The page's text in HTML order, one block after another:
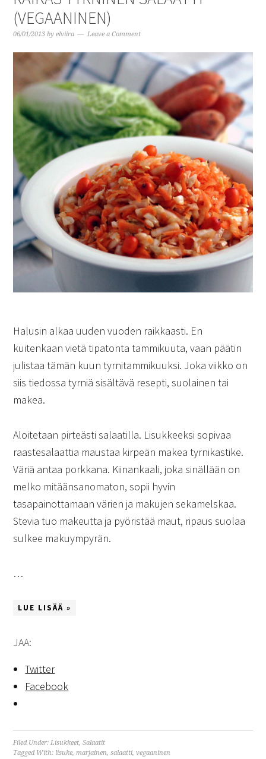
(VEGAANINEN)
06/01/2013 byelviira Leave a Comment
Halusin alkaa uuden vuoden raikkaasti. En
kuitenkaan vietä tipatonta tammikuuta, vaan päätin
julistaa tämän kuun tyrnitammikuuksi. Joka viikko on
siis tiedossa tyrniä sisältävä resepti, suolainen tai
makea.
Aloitetaan pirteästi salaatilla. Lisukkeeksi sopivaa
raastesalaattia maustaa kirpeän makea tyrnikastike.
Väriä antaa porkkana. Kiinankaali, joka sinällään on
melko mitäänsanomaton, sopii hyvin
tasapainottamaan värien ja makujen sekamelskaa.
Stevia tuo makeutta ja pyöristää maut, ripaus suolaa
sulkee makuympyrän.
…
LUE LISÄÄ »
JAA:
Twitter
Facebook
Filed Under: Lisukkeet ,Salaatit
Tagged With: lisuke marjainen ,salaatti ,vegaaninen